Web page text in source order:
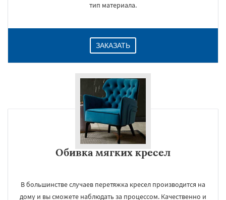
тип материала.
ЗАКАЗАТЬ
Обивка мягких кресел
В большинстве случаев перетяжка кресел производится на
дому и вы сможете наблюдать за процессом. Качественно и